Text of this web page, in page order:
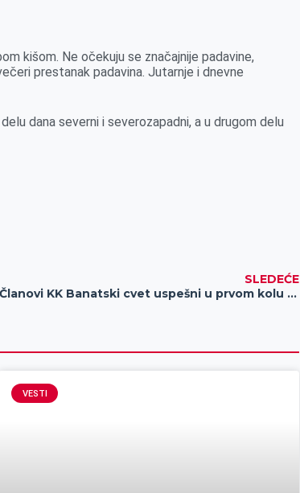
kišom. Ne očekuju se značajnije padavine,
prestanak padavina. Jutarnje i dnevne
dana severni i severozapadni, a u drugom delu
SLEDEĆE
Članovi KK Banatski cvet uspešni u prvom kolu Fudokan lige u Gornjem Milanovcu
VESTI